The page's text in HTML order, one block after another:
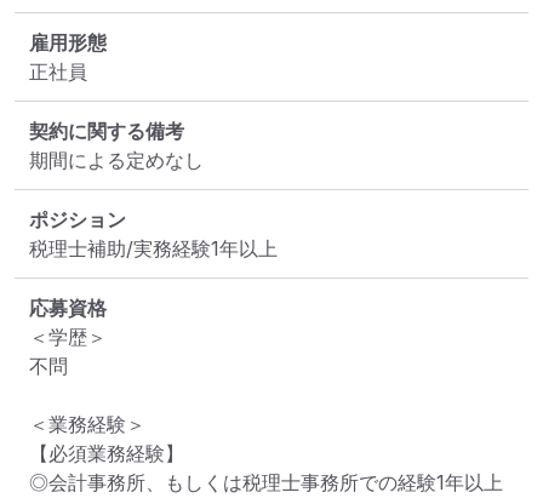
雇用形態
正社員
契約に関する備考
期間による定めなし
ポジション
税理士補助/実務経験1年以上
応募資格
＜学歴＞
不問
＜業務経験＞
【必須業務経験】
◎会計事務所、もしくは税理士事務所での経験1年以上